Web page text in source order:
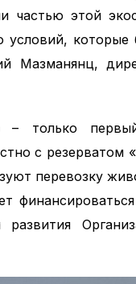
этой
которые
Мазманянц,
– только
с
перевозку